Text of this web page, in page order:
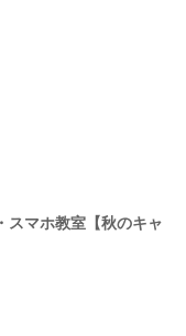
スマホ教室【秋のキャ